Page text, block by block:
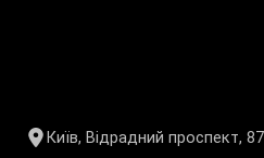
Київ, Відрадний проспект, 87